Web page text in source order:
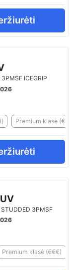
3PMSF ICEGRIP
Premium klasė
STUDDED 3PMSF
Premium klasė (€€€)